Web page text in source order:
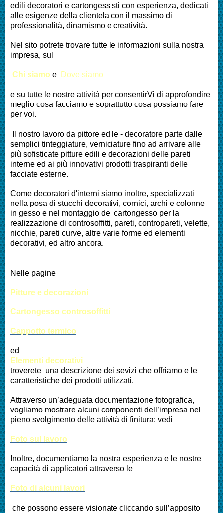
edili decoratori e cartongessisti con esperienza, dedicati
alle esigenze della clientela con il massimo di
professionalità, dinamismo e creatività.
Nel sito potrete trovare tutte le informazioni sulla nostra
impresa, sul
Chi siamo e Dove siamo
e su tutte le nostre attività per consentirVi di approfondire
meglio cosa facciamo e soprattutto cosa possiamo fare
per voi.
Il nostro lavoro da pittore edile - decoratore parte dalle
semplici tinteggiature, verniciature fino ad arrivare alle
più sofisticate pitture edili e decorazioni delle pareti
interne ed ai più innovativi prodotti traspiranti delle
facciate esterne.
Come decoratori d'interni siamo inoltre, specializzati
nella posa di stucchi decorativi, cornici, archi e colonne
in gesso e nel montaggio del cartongesso per la
realizzazione di controsoffitti, pareti, contropareti, velette,
nicchie, pareti curve, altre varie forme ed elementi
decorativi, ed altro ancora.
Nelle pagine
Pitture e decorazioni
Cartongesso controsoffitti
Cappotto termico
ed
Elementi decorativi
troverete una descrizione dei sevizi che offriamo e le
caratteristiche dei prodotti utilizzati.
Attraverso un’adeguata documentazione fotografica,
vogliamo mostrare alcuni componenti dell’impresa nel
pieno svolgimento delle attività di finitura: vedi
Foto sul lavoro
Inoltre, documentiamo la nostra esperienza e le nostre
capacità di applicatori attraverso le
Foto di alcuni lavori
che possono essere visionate cliccando sull’apposito